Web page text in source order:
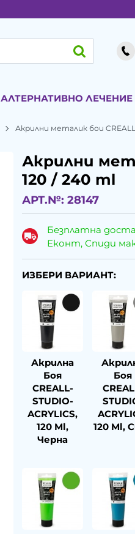
АЛТЕРНАТИВНО ЛЕЧЕНИЕ
Акрилни металик бои CREALL
Акрилни
120 / 240 ml
АРТ.№: 28147
Безплатна
Еконт, Спиди
ИЗБЕРИ ВАРИАНТ:
Акрилна
Боя
CREALL-
STUDIO-
ACRYLICS,
120 Ml,
Черна
Боя
120 Ml,